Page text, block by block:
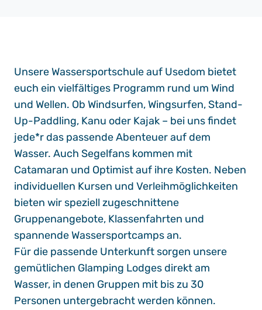
Unsere Wassersportschule auf Usedom bietet
euch ein vielfältiges Programm rund um Wind
und Wellen. Ob Windsurfen, Wingsurfen, Stand-
Up-Paddling, Kanu oder Kajak – bei uns findet
jede*r das passende Abenteuer auf dem
Wasser. Auch Segelfans kommen mit
Catamaran und Optimist auf ihre Kosten. Neben
individuellen Kursen und Verleihmöglichkeiten
bieten wir speziell zugeschnittene
Gruppenangebote, Klassenfahrten und
spannende Wassersportcamps an.
Für die passende Unterkunft sorgen unsere
gemütlichen Glamping Lodges direkt am
Wasser, in denen Gruppen mit bis zu 30
Personen untergebracht werden können.